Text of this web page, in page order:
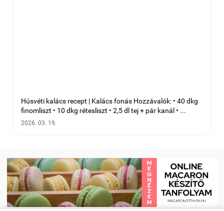
Húsvéti kalács recept | Kalács fonás Hozzávalók: • 40 dkg
finomliszt • 10 dkg rétesliszt • 2,5 dl tej + pár kanál • ...
2026. 03. 19.